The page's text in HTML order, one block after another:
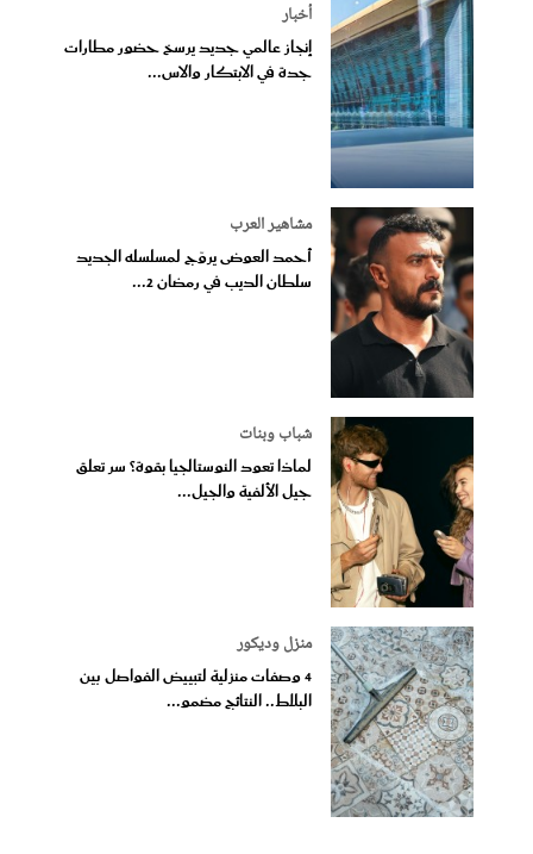
أخبار
إنجاز عالمي جديد يرسخ حضور مطارات
جدة في الابتكار والاس...
مشاهير العرب
أحمد العوضى يروّج لمسلسله الجديد
سلطان الديب في رمضان 2...
شباب وبنات
لماذا تعود النوستالجيا بقوة؟ سر تعلق
جيل الألفية والجيل...
منزل وديكور
4 وصفات منزلية لتبييض الفواصل بين
البلاط.. النتائج مضمو...